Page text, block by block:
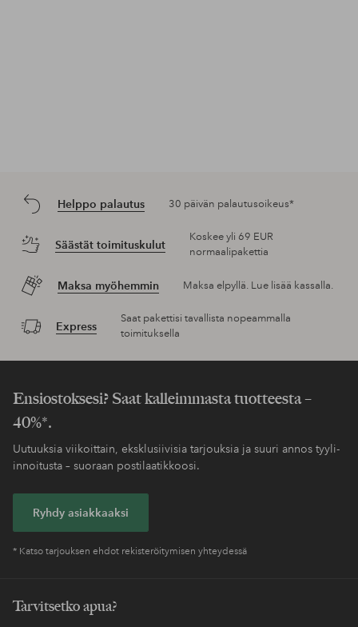
Helppo palautus 30 päivän palautusoikeus*
Säästät toimituskulut
Koskee yli 69 EUR
normaalipakettia
Maksa myöhemmin Maksa elpyllä. Lue lisää kassalla.
Express
Saat pakettisi tavallista nopeammalla
toimituksella
Ensiostoksesi? Saat kalleimmasta tuotteesta –
40%*.
Uutuuksia viikoittain, eksklusiivisia tarjouksia ja suuri annos tyyli-
innoitusta – suoraan postilaatikkoosi.
Ryhdy asiakkaaksi
* Katso tarjouksen ehdot rekisteröitymisen yhteydessä
Tarvitsetko apua?